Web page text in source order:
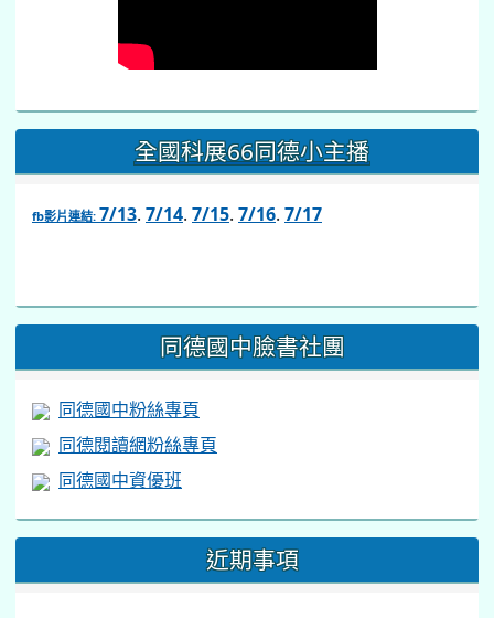
全國科展66同德小主播
fb影片連結: 7/13. 7/14. 7/15. 7/16. 7/17
https://www.facebook.com/share/v/1BsLSkstia/
同德國中臉書社團
同德國中粉絲專頁
同德閱讀網粉絲專頁
同德國中資優班
近期事項